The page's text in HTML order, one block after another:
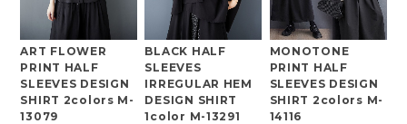
ART FLOWER
PRINT HALF
SLEEVES DESIGN
SHIRT 2colors M-
13079
BLACK HALF
SLEEVES
IRREGULAR HEM
DESIGN SHIRT
1color M-13291
MONOTONE
PRINT HALF
SLEEVES DESIGN
SHIRT 2colors M-
14116